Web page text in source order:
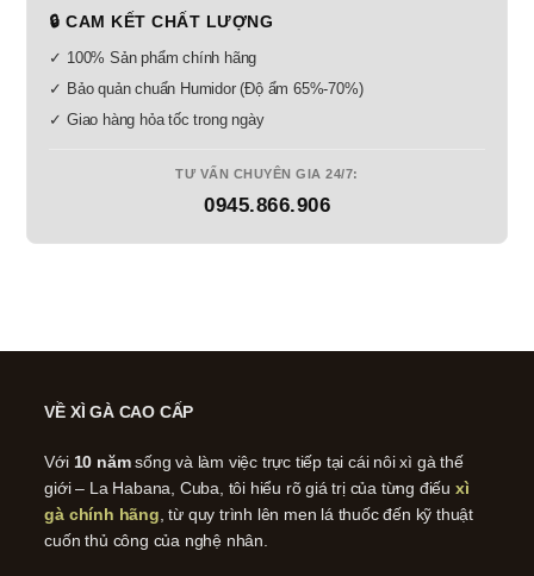
🔒 CAM KẾT CHẤT LƯỢNG
✓ 100% Sản phẩm chính hãng
✓ Bảo quản chuẩn Humidor (Độ ẩm 65%-70%)
✓ Giao hàng hỏa tốc trong ngày
TƯ VẤN CHUYÊN GIA 24/7:
0945.866.906
VỀ XÌ GÀ CAO CẤP
Với 10 nămsống và làm việc trực tiếp tại cái nôi xì gà thế
giới – La Habana, Cuba, tôi hiểu rõ giá trị của từng điếu xì
gà chính hãng, từ quy trình lên men lá thuốc đến kỹ thuật
cuốn thủ công của nghệ nhân.